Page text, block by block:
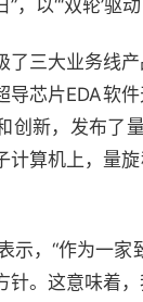
，以“‘双轮’
了三大业务线
导芯片EDA软
创新，发布了
计算机上，量
示，“作为一
针。这意味着